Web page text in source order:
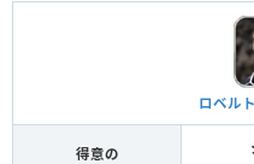
ロベル
得意の